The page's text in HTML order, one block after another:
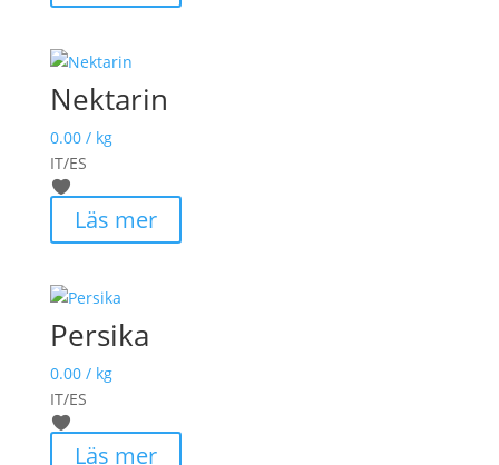
Nektarin
0.00/ kg
IT/ES
Läs mer
Persika
0.00/ kg
IT/ES
Läs mer